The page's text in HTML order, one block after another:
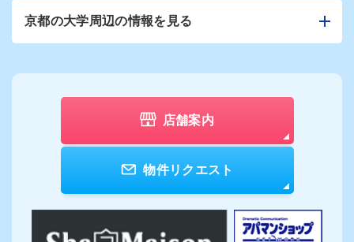
京都の大学周辺の情報を見る
店舗案内
物件リクエスト